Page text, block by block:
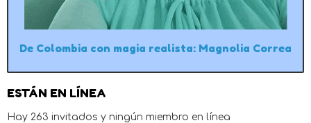
De Colombia con magia realista: Magnolia Correa
ESTÁN EN LÍNEA
Hay 263 invitados y ningún miembro en línea